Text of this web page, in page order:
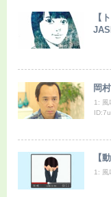
【
岡
1: 風
【
1: 風